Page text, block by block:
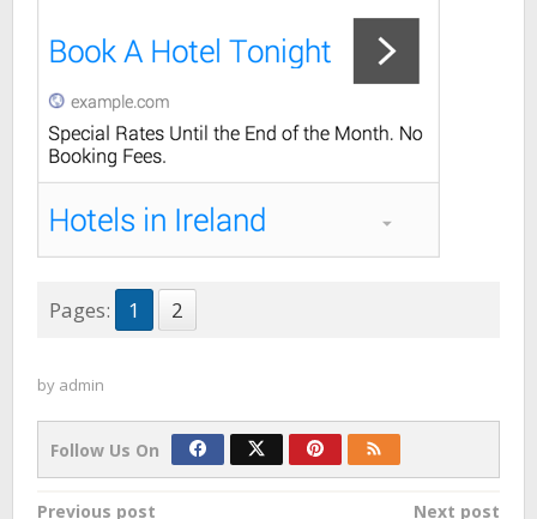
Pages: 1 2
by admin
Follow Us On
Previous post Next post